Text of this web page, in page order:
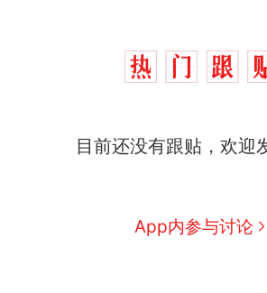
目前还没有跟贴，欢迎
App内参与讨论